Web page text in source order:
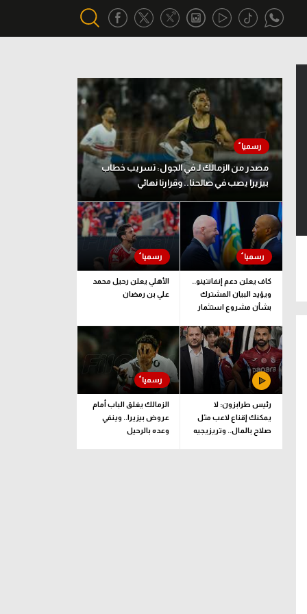
أقسام خاصة
Gamers
ميركاتو
تحقيق في الجول
تقرير في الجول
تحليل في الجول
حكايات في الجول
كويز في الجول
فيديو في الجول
مصدر من الزمالك لـ في الجول: تسريب خطاب
بيزيرا يصب في صالحنا.. وقرارنا نهائي
كاف يعلن دعم إنفانتينو..
ويؤيد البيان المشترك
بشأن مشروع استثمار
الأهلي يعلن رحيل محمد
علي بن رمضان
رئيس طرابزون: لا
يمكنك إقناع لاعب مثل
صلاح بالمال.. وتريزيجيه
الزمالك يغلق الباب أمام
عروض بيزيرا.. وينفي
وعده بالرحيل